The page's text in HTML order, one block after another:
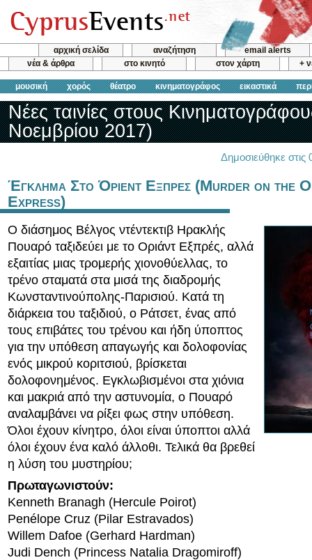
αρχική σελίδα αναζήτηση
email alerts
νέα & άρθρα
στο κινητό στον χάρτη +
μουσική χορός θέατρο κινηματογράφος εικαστικά
Νέες ταινίες στους
Νοεμβρίου 2017)
Δημοσιεύθηκε
Έγκλημα Στο Όριεντ Εξπρες (Murder on the
Express)
Ο διάσημος Βέλγος ντέντεκτιβ Ηρακλής
Πουαρό ταξιδεύει με το Οριάντ Εξπρές, αλλά
εξαιτίας μιας τρομερής χιονοθύελλας, το
τρένο σταματά στα μισά της διαδρομής
Κωνσταντινούπολης-Παρισιού. Κατά τη
διάρκεια του ταξιδιού, ο Ράτσετ, ένας από
τους επιβάτες του τρένου και ήδη ύποπτος
για την υπόθεση απαγωγής και δολοφονίας
ενός μικρού κοριτσιού, βρίσκεται
δολοφονημένος. Εγκλωβισμένοι στα χιόνια
και μακριά από την αστυνομία, ο Πουαρό
αναλαμβάνει να ρίξει φως στην υπόθεση.
Όλοι έχουν κίνητρο, όλοι είναι ύποπτοι αλλά
όλοι έχουν ένα καλό άλλοθι. Τελικά θα βρεθεί
η λύση του μυστηρίου;
Πρωταγωνιστούν:
Kenneth Branagh (Hercule Poirot)
Penélope Cruz (Pilar Estravados)
Willem Dafoe (Gerhard Hardman)
Judi Dench (Princess Natalia Dragomiroff)